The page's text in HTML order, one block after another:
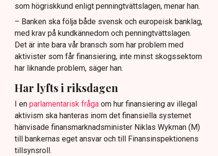
som högriskkund enligt penningtvättslagen, menar han.
– Banken ska följa både svensk och europeisk banklag,
med krav på kundkännedom och penningtvättslagen.
Det är inte bara vår bransch som har problem med
aktivister som får finansiering, inte minst skogssektorn
har liknande problem, säger han.
Har lyfts i riksdagen
I en parlamentarisk fråga om hur finansiering av illegal
aktivism ska hanteras inom det finansiella systemet
hänvisade finansmarknadsminister Niklas Wykman (M)
till bankernas eget ansvar och till Finansinspektionens
tillsynsroll.